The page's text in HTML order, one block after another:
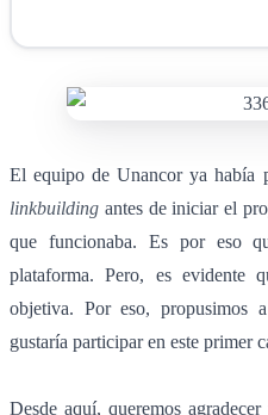
El equipo de Unancor ya había
linkbuilding antes de iniciar el
que funcionaba. Es por eso
plataforma. Pero, es evidente
objetiva. Por eso, propusimos
gustaría participar en este primer
Desde aquí, queremos